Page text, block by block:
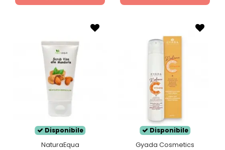
Disponibile
NaturaEqua
Disponibile
Gyada Cosmetics